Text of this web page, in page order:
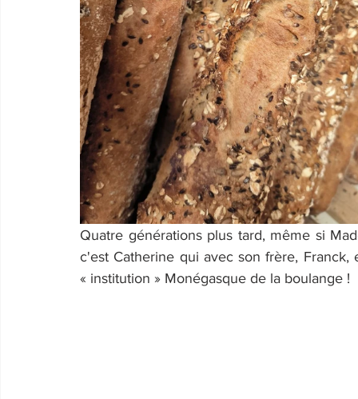
Quatre générations plus tard, même si
c'est Catherine qui avec son frère,
« institution » Monégasque de la boulange !